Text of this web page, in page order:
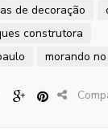
de decoração
construtora
morando